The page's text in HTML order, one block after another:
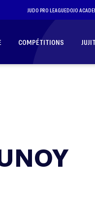
JUDO PRO LEAGUEDOJO
COMPÉTITIONS